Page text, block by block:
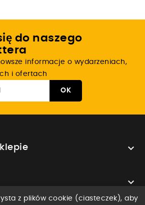
do naszego
informacje o wydarzeniach,
i ofertach


z plików cookie (ciasteczek), aby